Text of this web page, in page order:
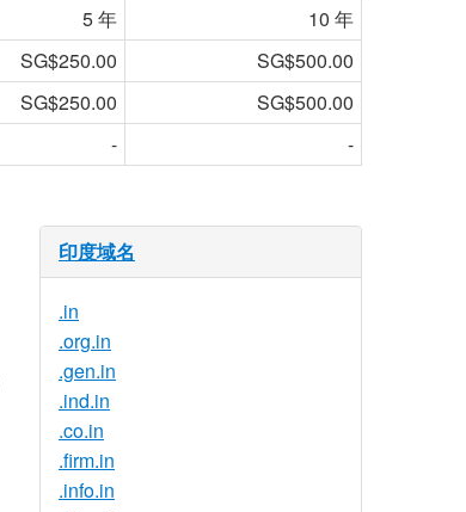
5 年
10 年
SG$250.00
SG$500.00
SG$250.00
SG$500.00
- -
印度域名
.in
.org.in
.gen.in
.ind.in
.co.in
.firm.in
.info.in